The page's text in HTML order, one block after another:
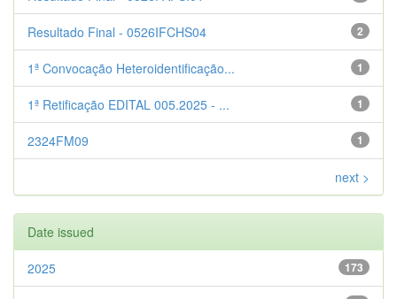
2
Resultado Final - 0526IFCHS04
1
1ª Convocação Heteroidentificação...
1
1ª Retificação EDITAL 005.2025 - ...
1
2324FM09
next >
Date issued
173
2025